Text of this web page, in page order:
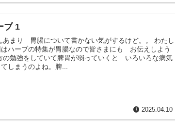
ブ 1
あまり 胃腸について書かない気がするけど。。 わたし
ハーブの特集が胃腸なので皆さまにも お伝えしよう
の勉強をしていて脾胃が弱っていくと いろいろな病気
しまうのよね。脾...
2025.04.10